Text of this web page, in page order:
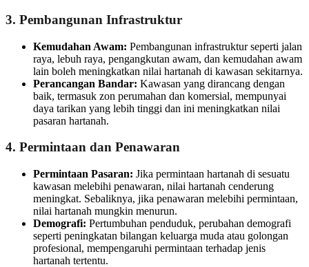
3. Pembangunan Infrastruktur
Kemudahan Awam: Pembangunan infrastruktur seperti jalan
raya, lebuh raya, pengangkutan awam, dan kemudahan awam
lain boleh meningkatkan nilai hartanah di kawasan sekitarnya.
Perancangan Bandar: Kawasan yang dirancang dengan
baik, termasuk zon perumahan dan komersial, mempunyai
daya tarikan yang lebih tinggi dan ini meningkatkan nilai
pasaran hartanah.
4. Permintaan dan Penawaran
Permintaan Pasaran: Jika permintaan hartanah di sesuatu
kawasan melebihi penawaran, nilai hartanah cenderung
meningkat. Sebaliknya, jika penawaran melebihi permintaan,
nilai hartanah mungkin menurun.
Demografi: Pertumbuhan penduduk, perubahan demografi
seperti peningkatan bilangan keluarga muda atau golongan
profesional, mempengaruhi permintaan terhadap jenis
hartanah tertentu.